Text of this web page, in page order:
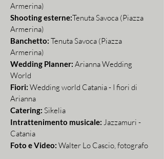
Armerina)
Shooting esterne:Tenuta Savoca (Piazza
Armerina)
Banchetto: Tenuta Savoca (Piazza
Armerina)
Wedding Planner: Arianna Wedding
World
Fiori: Wedding world Catania - I fiori di
Arianna
Catering: Sikelia
Intrattenimento musicale: Jazzamuri -
Catania
Foto e Video: Walter Lo Cascio, fotografo